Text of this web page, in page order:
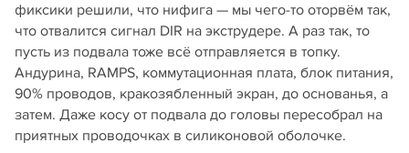
фиксики решили, что нифига — мы чего-то оторвём так,
что отвалится сигнал DIR на экструдере. А раз так, то
пусть из подвала тоже всё отправляется в топку.
Андурина, RAMPS, коммутационная плата, блок питания,
90% проводов, кракозябленный экран, до основанья, а
затем. Даже косу от подвала до головы пересобрал на
приятных проводочках в силиконовой оболочке.